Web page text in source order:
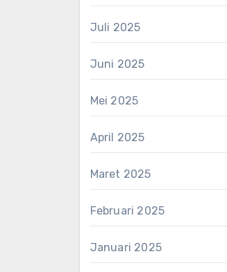
Juli 2025
Juni 2025
Mei 2025
April 2025
Maret 2025
Februari 2025
Januari 2025